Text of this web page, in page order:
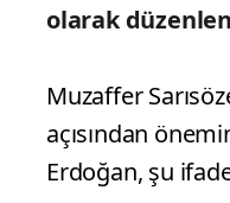
olarak
Muzaffer
açısından
Erdoğan, şu